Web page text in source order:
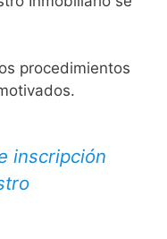
procedimientos
inscripción